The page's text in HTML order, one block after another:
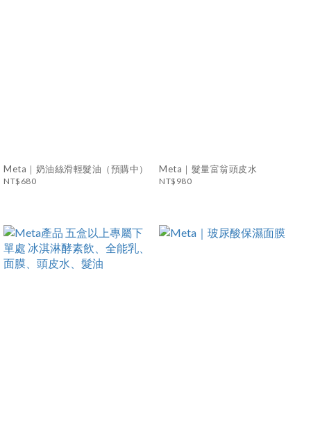
Meta｜奶油絲滑輕髮油（預購中）
NT$680
Meta｜髮量富翁頭皮水
NT$980